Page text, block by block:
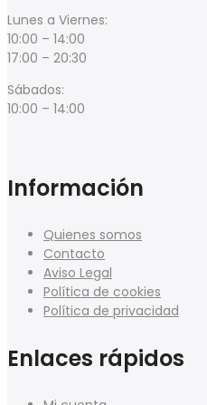
Lunes a Viernes:
10:00 – 14:00
17:00 – 20:30
Sábados:
10:00 – 14:00
Información
Quienes somos
Contacto
Aviso Legal
Política de cookies
Política de privacidad
Enlaces rápidos